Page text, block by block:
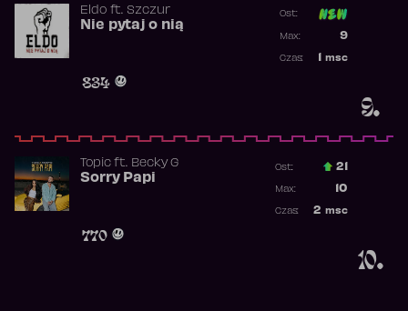
9.
Eldoft. Szczur
Nie pytaj o nią
834
Ost:
9
Max:
msc
Czas:
10.
Topicft. Becky G
Sorry Papi
770
Ost.: 21
10
Max:
2 msc
Czas: